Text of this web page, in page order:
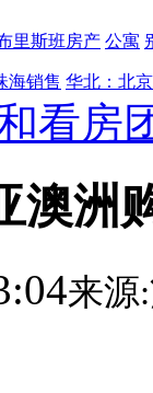
里斯班房产 公寓
海销售 华北：北
看房
澳洲
来源: